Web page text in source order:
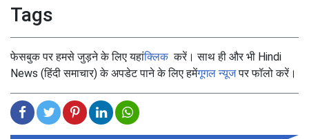
Tags
फेसबुक पर हमसे जुड़ने के लिए यहांक्लिककरें। साथ ही और भी Hindi
News (हिंदी समाचार) के अपडेट पाने के लिए हमेंगूगल न्यूजपर फॉलो करें।